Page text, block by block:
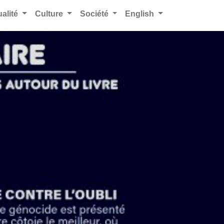
Culture Société English